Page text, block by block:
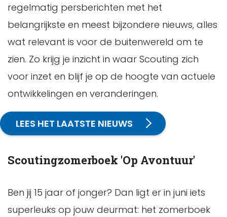
regelmatig persberichten met het
belangrijkste en meest bijzondere nieuws, alles
wat relevant is voor de buitenwereld om te
zien. Zo krijg je inzicht in waar Scouting zich
voor inzet en blijf je op de hoogte van actuele
ontwikkelingen en veranderingen.
LEES HET LAATSTE NIEUWS
Scoutingzomerboek 'Op Avontuur'
Ben jij 15 jaar of jonger? Dan ligt er in juni iets
superleuks op jouw deurmat: het zomerboek